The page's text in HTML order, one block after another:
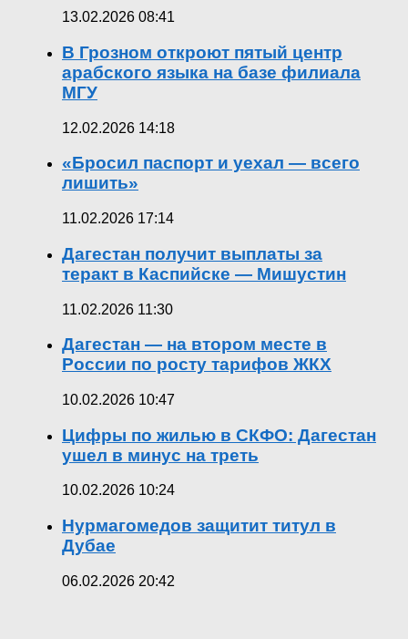
13.02.2026 08:41
В Грозном откроют пятый центр
арабского языка на базе филиала
МГУ
12.02.2026 14:18
«Бросил паспорт и уехал — всего
лишить»
11.02.2026 17:14
Дагестан получит выплаты за
теракт в Каспийске — Мишустин
11.02.2026 11:30
Дагестан — на втором месте в
России по росту тарифов ЖКХ
10.02.2026 10:47
Цифры по жилью в СКФО: Дагестан
ушел в минус на треть
10.02.2026 10:24
Нурмагомедов защитит титул в
Дубае
06.02.2026 20:42